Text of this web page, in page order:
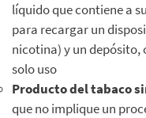
líquido que contiene a
para recargar un
nicotina) y un depósito,
solo uso
Producto del tabaco
que no implique un